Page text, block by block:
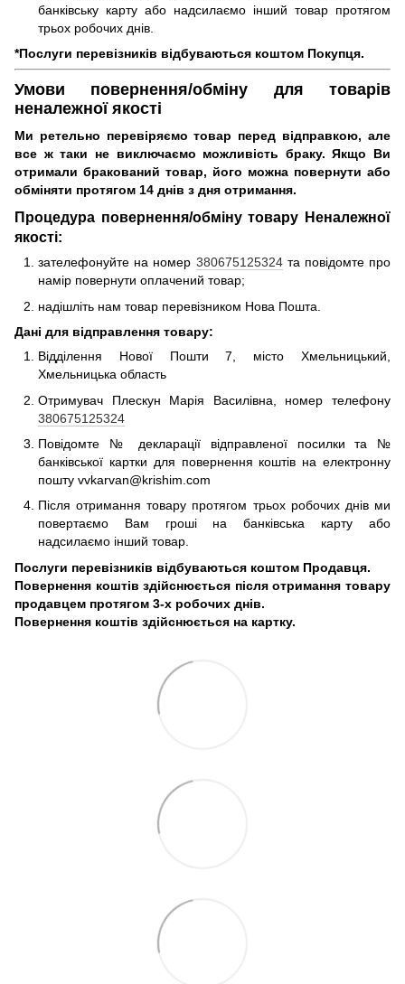
банківську карту або надсилаємо інший товар протягом
трьох робочих днів.
*Послуги перевізників відбуваються коштом Покупця.
Умови повернення/обміну для товарів
неналежної якості
Ми ретельно перевіряємо товар перед відправкою, але
все ж таки не виключаємо можливість браку. Якщо Ви
отримали бракований товар, його можна повернути або
обміняти протягом 14 днів з дня отримання.
Процедура повернення/обміну товару Неналежної
якості:
зателефонуйте на номер 380675125324та повідомте про
намір повернути оплачений товар;
надішліть нам товар перевізником Нова Пошта.
Дані для відправлення товару:
Відділення Нової Пошти 7, місто Хмельницький,
Хмельницька область
Отримувач Плескун Марія Василівна, номер телефону
380675125324
Повідомте № декларації відправленої посилки та №
банківської картки для повернення коштів на електронну
пошту vvkarvan@krishim.com
Після отримання товару протягом трьох робочих днів ми
повертаємо Вам гроші на банківська карту або
надсилаємо інший товар.
Послуги перевізників відбуваються коштом Продавця.
Повернення коштів здійснюється після отримання товару
продавцем протягом 3-х робочих днів.
Повернення коштів здійснюється на картку.